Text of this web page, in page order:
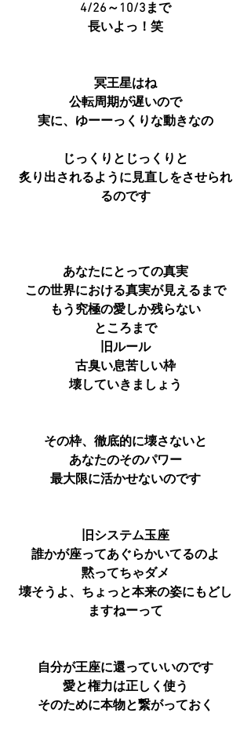
4/26～10/3まで
長いよっ！笑
冥王星はね
公転周期が遅いので
実に、ゆーーっくりな動きなの
じっくりとじっくりと
炙り出されるように見直しをさせられ
るのです
あなたにとっての真実
この世界における真実が見えるまで
もう究極の愛しか残らない
ところまで
旧ルール
古臭い息苦しい枠
壊していきましょう
その枠、徹底的に壊さないと
あなたのそのパワー
最大限に活かせないのです
旧システム玉座
誰かが座ってあぐらかいてるのよ
黙ってちゃダメ
壊そうよ、ちょっと本来の姿にもどし
ますねーって
自分が王座に還っていいのです
愛と権力は正しく使う
そのために本物と繋がっておく